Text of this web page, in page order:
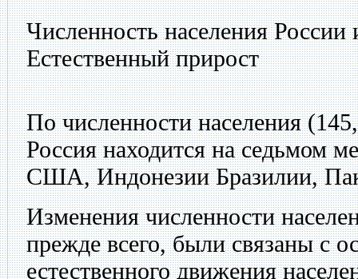
Численность населения России
Естественный прирост
По численности населения
Россия находится на седьмом
США, Индонезии Бразилии,
Изменения численности
прежде всего, были связаны с
естественного движения